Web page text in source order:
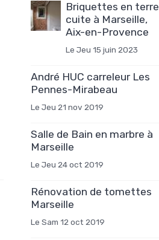
Briquettes en terre
cuite à Marseille,
Aix-en-Provence
Le Jeu 15 juin 2023
André HUC carreleur Les
Pennes-Mirabeau
Le Jeu 21 nov 2019
Salle de Bain en marbre à
Marseille
Le Jeu 24 oct 2019
Rénovation de tomettes
Marseille
Le Sam 12 oct 2019